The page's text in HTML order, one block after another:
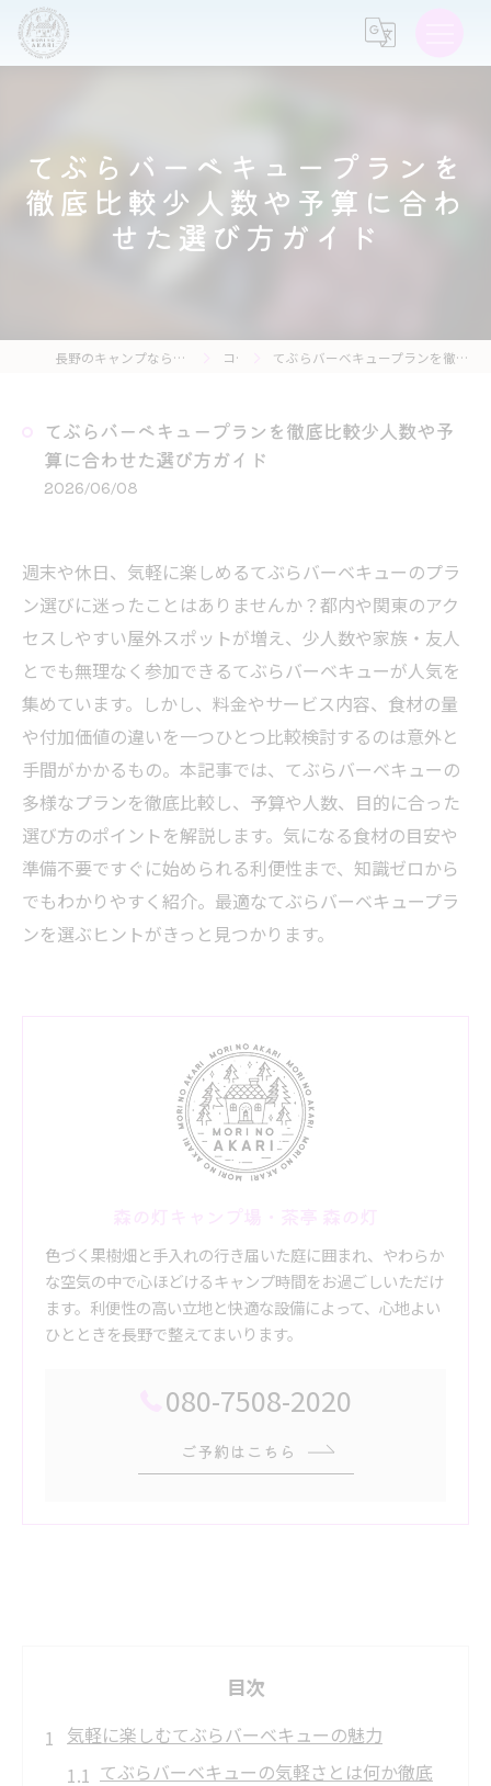
てぶらバーベキュープランを
徹底比較少人数や予算に合わ
せた選び方ガイド
長野のキャンプなら森の灯キャンプ場・茶亭 森の灯 コラム てぶらバーベキュープランを徹底比較少人数や予算に合わせた選び方ガイド
てぶらバーベキュープランを徹底比較少人数や予
算に合わせた選び方ガイド
2026/06/08
週末や休日、気軽に楽しめるてぶらバーベキューのプラ
ン選びに迷ったことはありませんか？都内や関東のアク
セスしやすい屋外スポットが増え、少人数や家族・友人
とでも無理なく参加できるてぶらバーベキューが人気を
集めています。しかし、料金やサービス内容、食材の量
や付加価値の違いを一つひとつ比較検討するのは意外と
手間がかかるもの。本記事では、てぶらバーベキューの
多様なプランを徹底比較し、予算や人数、目的に合った
選び方のポイントを解説します。気になる食材の目安や
準備不要ですぐに始められる利便性まで、知識ゼロから
でもわかりやすく紹介。最適なてぶらバーベキュープラ
ンを選ぶヒントがきっと見つかります。
色づく果樹畑と手入れの行き届いた庭に囲まれ、やわらか
な空気の中で心ほどけるキャンプ時間をお過ごしいただけ
ます。利便性の高い立地と快適な設備によって、心地よい
ひとときを長野で整えてまいります。
080-7508-2020
ご予約はこちら
目次
気軽に楽しむてぶらバーベキューの魅力
てぶらバーベキューの気軽さとは何か徹底